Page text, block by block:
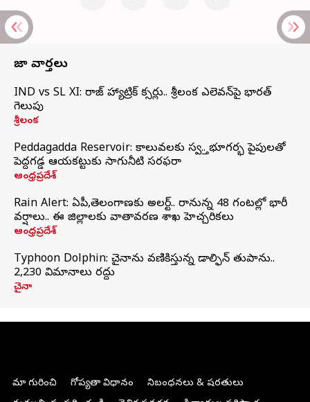
తాజా వార్తలు
IND vs SL XI: సిరాజ్‌ హ్యాట్రిక్‌ సిక్సర్లు.. శ్రీలంక ఎలెవన్‌పై భారత్‌
గెలుపు
శ్రీలంక
Peddagadda Reservoir: కాలువలకు స్వస్తి.. భూగర్భ పైపులతో
పెద్దగడ్డ ఆయకట్టుకు సాగునీటి సరఫరా
ఆంధ్రప్రదేశ్
Rain Alert: ఏపీ,తెలంగాణకు అలర్ట్.. రానున్న 48 గంటల్లో భారీ
వర్షాలు.. ఈ జిల్లాలకు వాతావరణ శాఖ హెచ్చరికలు
ఆంధ్రప్రదేశ్
Typhoon Dolphin: చైనాను వణికిస్తున్న డాల్ఫిన్‌ తుపాను..
2,230 విమానాలు రద్దు
చైనా
మా గురించి గోప్యతా విధానం
నిబంధనలు & షరతులు